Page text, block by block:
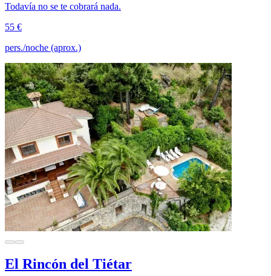
Todavía no se te cobrará nada.
55 €
pers./noche (aprox.)
El Rincón del Tiétar